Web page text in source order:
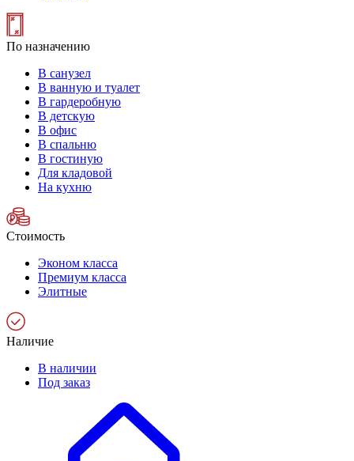
По назначению
В санузел
В ванную и туалет
В гардеробную
В детскую
В офис
В спальню
В гостиную
Для кладовой
На кухню
Стоимость
Эконом класса
Премиум класса
Элитные
Наличие
В наличии
Под заказ